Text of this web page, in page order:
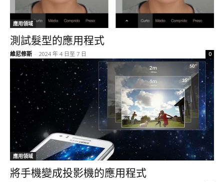
應用領域
測試髮型的應用程式
維尼修斯 - 2024 年 4 日至 7 日 0
應用領域
將手機變成投影機的應用程式